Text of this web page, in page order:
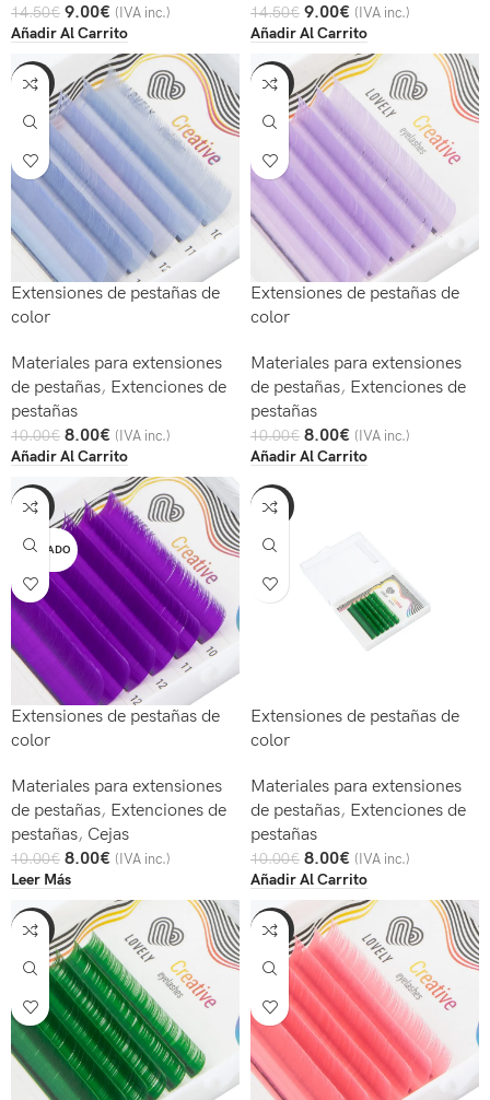
14.50€ 9.00€ (IVA inc.)
Añadir Al Carrito
14.50€ 9.00€ (IVA inc.)
Añadir Al Carrito
-20%
Extensiones de pestañas de
color
Materiales para extensiones
de pestañas, Extenciones de
pestañas
10.00€ 8.00€ (IVA inc.)
Añadir Al Carrito
-20%
Extensiones de pestañas de
color
Materiales para extensiones
de pestañas, Extenciones de
pestañas
10.00€ 8.00€ (IVA inc.)
Añadir Al Carrito
-20%
AGOTADO
Extensiones de pestañas de
color
Materiales para extensiones
de pestañas, Extenciones de
pestañas, Cejas
10.00€ 8.00€ (IVA inc.)
Leer Más
-20%
Extensiones de pestañas de
color
Materiales para extensiones
de pestañas, Extenciones de
pestañas
10.00€ 8.00€ (IVA inc.)
Añadir Al Carrito
-20% -20%